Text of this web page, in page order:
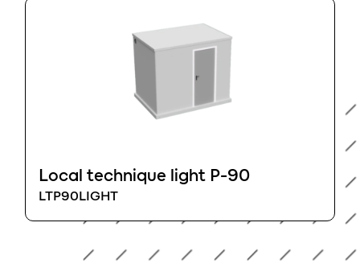
Local technique light P-90
LTP90LIGHT